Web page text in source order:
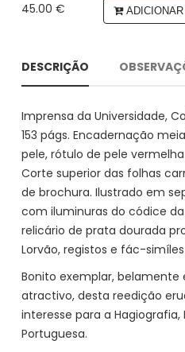
45.00 €
DESCRIÇÃO
Imprensa da Universidade,
153 págs. Encadernação
pele, rótulo de pele
Corte superior das folhas
de brochura. Ilustrado em
com iluminuras do códice da
relicário de prata dourada
Lorvão, registos e fác-
Bonito exemplar,
atractivo, desta reedição
interesse para a Hagiografia,
Portuguesa.